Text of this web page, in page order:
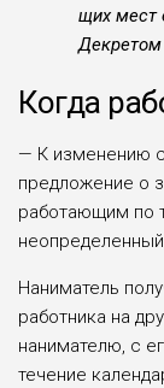
щих мест
Декретом
Когда
— К изменению
предло­жение о
работающим по
Наниматель
работника на
нанима­телю, с
течение